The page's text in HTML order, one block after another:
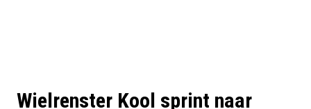
Wielrenster Kool sprint naar